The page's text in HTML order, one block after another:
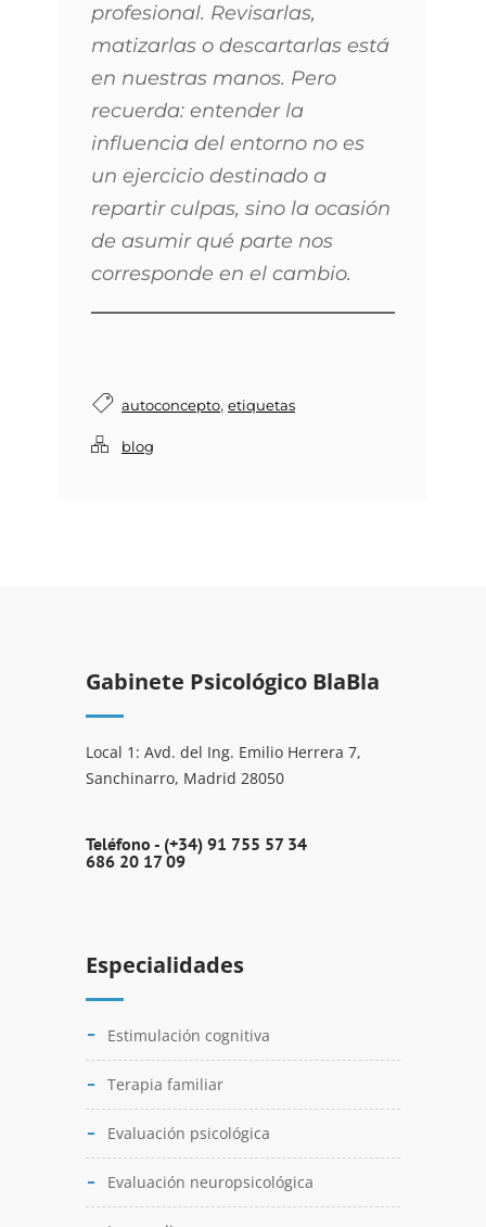
profesional. Revisarlas,
matizarlas o descartarlas está
en nuestras manos. Pero
recuerda: entender la
influencia del entorno no es
un ejercicio destinado a
repartir culpas, sino la ocasión
de asumir qué parte nos
corresponde en el cambio.
autoconcepto, etiquetas
blog
Gabinete Psicológico BlaBla
Local 1: Avd. del Ing. Emilio Herrera 7,
Sanchinarro, Madrid 28050
Teléfono - (+34) 91 755 57 34
686 20 17 09
Especialidades
Estimulación cognitiva
Terapia familiar
Evaluación psicológica
Evaluación neuropsicológica